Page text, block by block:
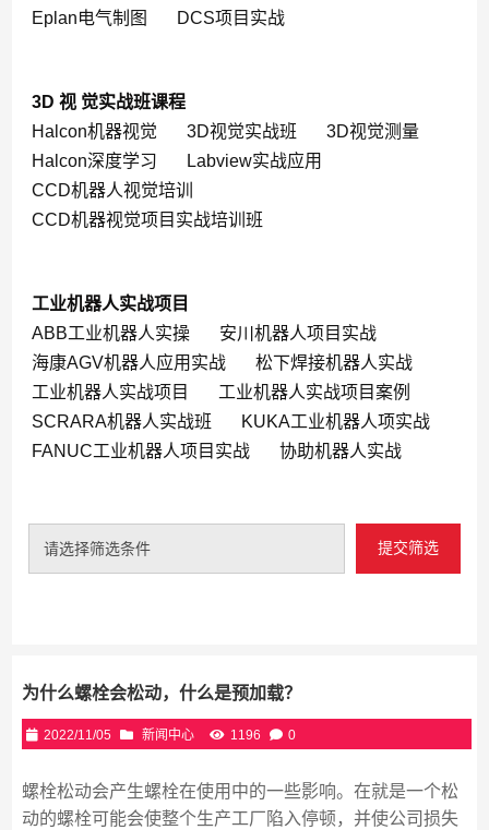
Eplan电气制图
DCS项目实战
3D 视 觉实战班课程
Halcon机器视觉
3D视觉实战班
3D视觉测量
Halcon深度学习
Labview实战应用
CCD机器人视觉培训
CCD机器视觉项目实战培训班
工业机器人实战项目
ABB工业机器人实操
安川机器人项目实战
海康AGV机器人应用实战
松下焊接机器人实战
工业机器人实战项目
工业机器人实战项目案例
SCRARA机器人实战班
KUKA工业机器人项实战
FANUC工业机器人项目实战
协助机器人实战
请选择筛选条件 提交筛选
为什么螺栓会松动，什么是预加载？
2022/11/05 新闻中心 1196 0
螺栓松动会产生螺栓在使用中的一些影响。在就是一个松
动的螺栓可能会使整个生产工厂陷入停顿，并使公司损失